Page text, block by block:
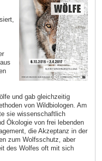
und gab gleichzeitig
von Wildbiologen. Am
sie wissenschaftlich
Ökologie von frei lebenden
die Akzeptanz in der
zum Wolfsschutz, aber
des Wolfes oft mit sich